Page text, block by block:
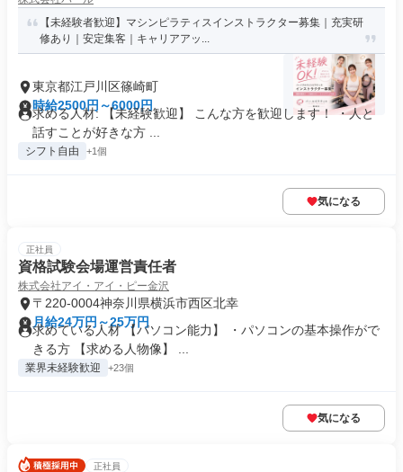
【未経験者歓迎】マシンピラティスインストラクター募集｜充実研
修あり｜安定集客｜キャリアアッ...
東京都江戸川区篠崎町
時給2500円～6000円
求める人材: 【未経験歓迎】 こんな方を歓迎します！ ・人と
話すことが好きな方 ...
シフト自由 +1個
気になる
正社員
資格試験会場運営責任者
株式会社アイ・アイ・ピー金沢
〒220-0004神奈川県横浜市西区北幸
月給24万円～25万円
求めている人材 【パソコン能力】 ・パソコンの基本操作がで
きる方 【求める人物像】 ...
業界未経験歓迎 +23個
気になる
正社員